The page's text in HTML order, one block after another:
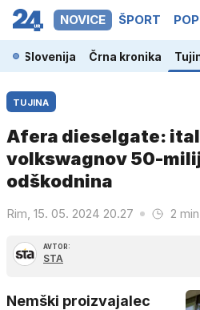
NOVICE ŠPORT
Slovenija Črna kronika
TUJINA
Afera dieselgate:
volkswagnov 50-
odškodnina
Rim, 15. 05. 2024 20.27 2
AVTOR:
STA
Nemški proizvajalec